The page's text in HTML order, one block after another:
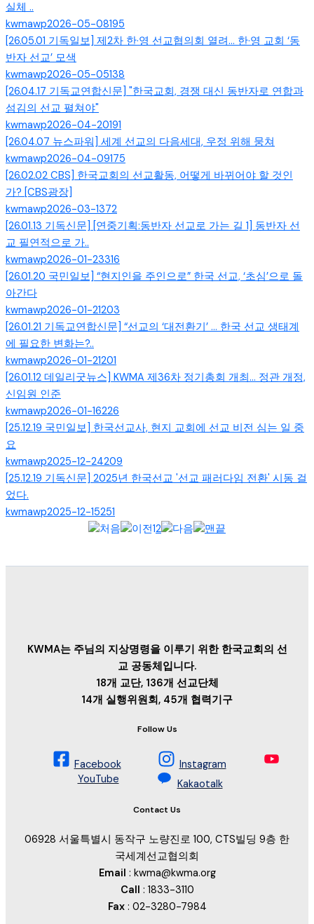
실체 ..
kwmawp2026-05-08195
[26.05.01 기독일보] 제2차 한·영 선교협의회 열려… 한·영 교회 ‘동
반자 선교’ 모색
kwmawp2026-05-05138
[26.04.17 기독교연합신문] "한국교회, 경쟁 대신 동반자로 연합과
섬김의 선교 펼쳐야"
kwmawp2026-04-20191
[26.04.07 뉴스파워] 세계 선교의 다음세대, 우정 위해 뭉쳐
kwmawp2026-04-09175
[26.02.02 CBS] 한국교회의 선교활동, 어떻게 바뀌어야 할 것인
가? [CBS광장]
kwmawp2026-03-1372
[26.01.13 기독신문] [연중기획:동반자 선교로 가는 길 1] 동반자 선
교 필연적으로 가..
kwmawp2026-01-23316
[26.01.20 국민일보] “현지인을 주인으로” 한국 선교, ‘초심’으로 돌
아간다
kwmawp2026-01-21203
[26.01.21 기독교연합신문] “선교의 ‘대전환기’ … 한국 선교 생태계
에 필요한 변화는?..
kwmawp2026-01-21201
[26.01.12 데일리굿뉴스] KWMA 제36차 정기총회 개최... 정관 개정,
신임원 인준
kwmawp2026-01-16226
[25.12.19 국민일보] 한국선교사, 현지 교회에 선교 비전 심는 일 중
요
kwmawp2025-12-24209
[25.12.19 기독신문] 2025년 한국선교 '선교 패러다임 전환' 시동 걸
었다.
kwmawp2025-12-15251
12
KWMA는 주님의 지상명령을 이루기 위한 한국교회의 선
교 공동체입니다.
18개 교단, 136개 선교단체
14개 실행위원회, 45개 협력기구
Follow Us
Facebook
Instagram
YouTube
Kakaotalk
Contact Us
06928 서울특별시 동작구 노량진로 100, CTS빌딩 9층 한
국세계선교협의회
Email : kwma@kwma.org
Call : 1833-3110
Fax : 02-3280-7984